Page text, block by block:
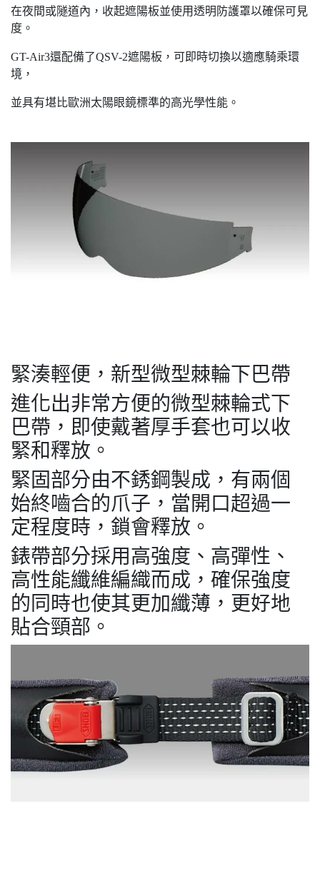
在夜間或隧道內，收起遮陽板並使用透明防護罩以確保可見
度。
GT-Air3還配備了QSV-2遮陽板，可即時切換以適應騎乘環
境，
並具有堪比歐洲太陽眼鏡標準的高光學性能。
緊湊輕便，新型微型棘輪下巴帶
進化出非常方便的微型棘輪式下
巴帶，即使戴著厚手套也可以收
緊和釋放。
緊固部分由不銹鋼製成，有兩個
始終嚙合的爪子，當開口超過一
定程度時，鎖會釋放。
錶帶部分採用高強度、高彈性、
高性能纖維編織而成，確保強度
的同時也使其更加纖薄，更好地
貼合頸部。